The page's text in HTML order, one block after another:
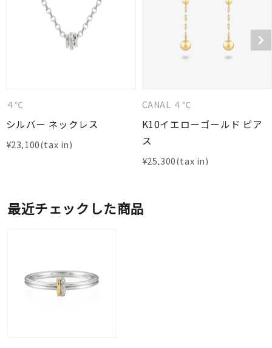
４℃
シルバー ネックレス
¥23,100
CANAL ４℃
K10イエローゴールド ピア
ス
¥25,300
最近チェックした商品